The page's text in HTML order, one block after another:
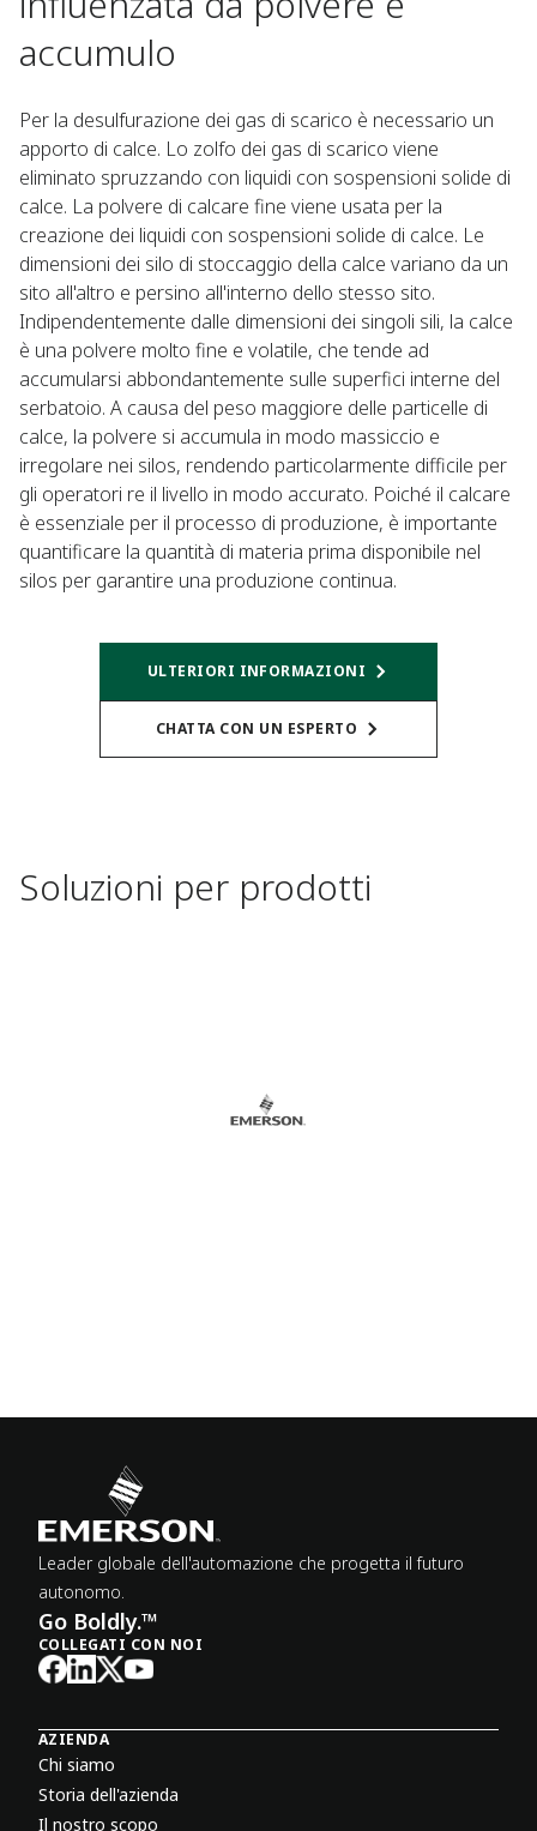
accumulo
Per la desulfurazione dei gas di scarico è necessario un
apporto di calce. Lo zolfo dei gas di scarico viene
eliminato spruzzando con liquidi con sospensioni solide di
calce. La polvere di calcare fine viene usata per la
creazione dei liquidi con sospensioni solide di calce. Le
dimensioni dei silo di stoccaggio della calce variano da un
sito all'altro e persino all'interno dello stesso sito.
Indipendentemente dalle dimensioni dei singoli sili, la calce
è una polvere molto fine e volatile, che tende ad
accumularsi abbondantemente sulle superfici interne del
serbatoio. A causa del peso maggiore delle particelle di
calce, la polvere si accumula in modo massiccio e
irregolare nei silos, rendendo particolarmente difficile per
gli operatori re il livello in modo accurato. Poiché il calcare
è essenziale per il processo di produzione, è importante
quantificare la quantità di materia prima disponibile nel
silos per garantire una produzione continua.
ULTERIORI INFORMAZIONI
CHATTA CON UN ESPERTO
Soluzioni per prodotti
Leader globale dell'automazione che progetta il futuro
autonomo.
Go Boldly.™
COLLEGATI CON NOI
AZIENDA
Chi siamo
Storia dell'azienda
Il nostro scopo